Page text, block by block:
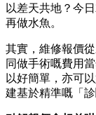
以差天共地？今
再做水魚。
其實，維修報價
同做手術嘅費用
以好簡單，亦可
建基於精準嘅「診